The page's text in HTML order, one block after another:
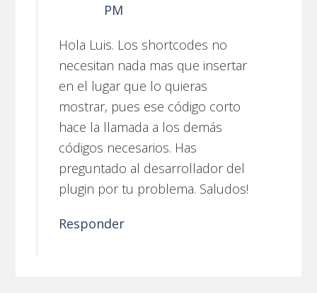
PM
Hola Luis. Los shortcodes no
necesitan nada mas que insertar
en el lugar que lo quieras
mostrar, pues ese código corto
hace la llamada a los demás
códigos necesarios. Has
preguntado al desarrollador del
plugin por tu problema. Saludos!
Responder